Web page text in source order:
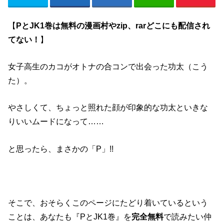
【PとJK1巻は無料の漫画村やzip、rarどこにも配信され
てない！ 】
女子高生のカコがオトナの合コンで出会った功太（こう
た）。
やさしくて、ちょっと照れた顔が印象的な功太といきな
りいいムードになって……
と思ったら、まさかの「P」!!
そこで、おそらくこのページにたどり着いているという
ことは、あなたも『PとJK1巻』を完全無料で読みたい仲